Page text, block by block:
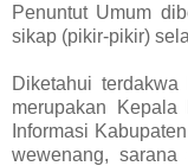
Penuntut Umum
sikap (pikir-pikir)
Diketahui
merupakan Kepala
Informasi
wewenang,